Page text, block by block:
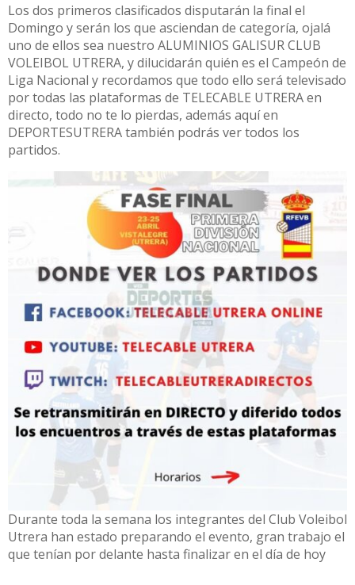
Los dos primeros clasificados disputarán la final el
Domingo y serán los que asciendan de categoría, ojalá
uno de ellos sea nuestro ALUMINIOS GALISUR CLUB
VOLEIBOL UTRERA, y dilucidarán quién es el Campeón de
Liga Nacional y recordamos que todo ello será televisado
por todas las plataformas de TELECABLE UTRERA en
directo, todo no te lo pierdas, además aquí en
DEPORTESUTRERA también podrás ver todos los
partidos.
Durante toda la semana los integrantes del Club Voleibol
Utrera han estado preparando el evento, gran trabajo el
que tenían por delante hasta finalizar en el día de hoy